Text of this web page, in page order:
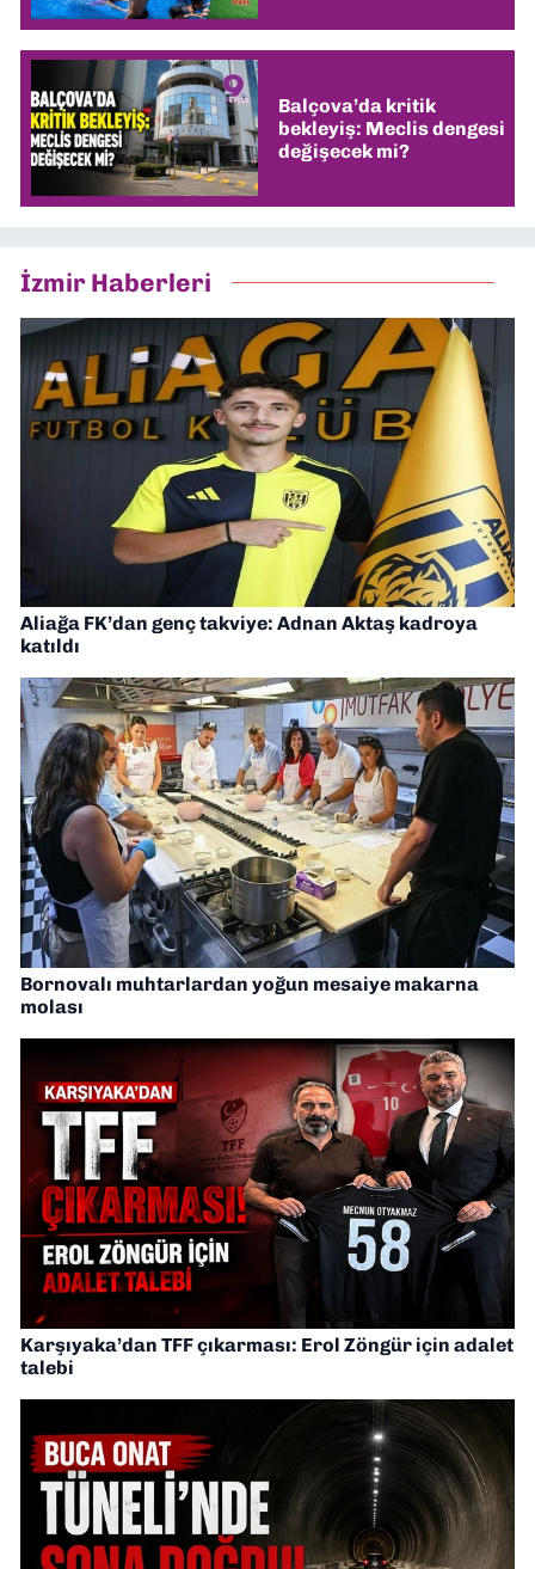
Balçova’da kritik
bekleyiş: Meclis dengesi
değişecek mi?
İzmir Haberleri
Aliağa FK’dan genç takviye: Adnan Aktaş kadroya
katıldı
Bornovalı muhtarlardan yoğun mesaiye makarna
molası
Karşıyaka’dan TFF çıkarması: Erol Zöngür için adalet
talebi